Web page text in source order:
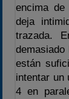
encima
deja
trazada.
demasiado
están
intentar un
4 en